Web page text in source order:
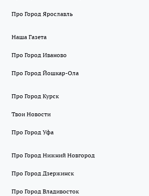
Про Город Ярославль
Наша Газета
Про Город Иваново
Про Город Йошкар-Ола
Про Город Курск
Твои Новости
Про Город Уфа
Про Город Нижний Новгород
Про Город Дзержинск
Про Город Владивосток